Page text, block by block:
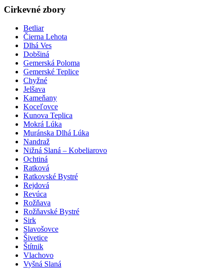
Cirkevné zbory
Betliar
Čierna Lehota
Dlhá Ves
Dobšiná
Gemerská Poloma
Gemerské Teplice
Chyžné
Jelšava
Kameňany
Koceľovce
Kunova Teplica
Mokrá Lúka
Muránska Dlhá Lúka
Nandraž
Nižná Slaná – Kobeliarovo
Ochtiná
Ratková
Ratkovské Bystré
Rejdová
Revúca
Rožňava
Rožňavské Bystré
Sirk
Slavošovce
Šivetice
Štítnik
Vlachovo
Vyšná Slaná